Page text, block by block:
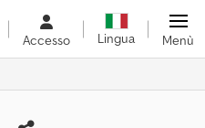
Accesso Lingua Menù